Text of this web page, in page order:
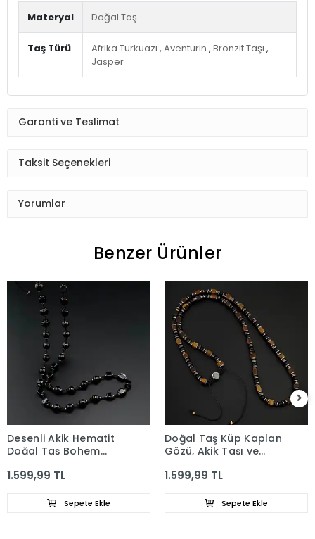
Materyal Doğal Taş
Taş Türü Afrika Turkuazı , Aventurin , Bronzit Taşı ,
Jasper
Garanti ve Teslimat
Taksit Seçenekleri
Yorumlar
Benzer Ürünler
Desenli Akik Hematit
Doğal Taş Bohem
1.599,99 TL
Sepete Ekle
Doğal Taş Küp Kaplan
Gözü, Akik Taşı ve
1.599,99 TL
Sepete Ekle